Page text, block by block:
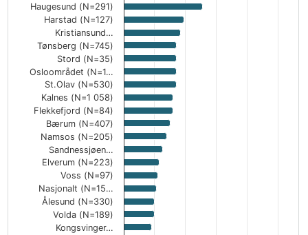
Haugesund (N=291)
Harstad (N=127)
Kristiansund…
Tønsberg (N=745)
Stord (N=35)
Osloområdet (N=1…
St.Olav (N=530)
Kalnes (N=1 058)
Flekkefjord (N=84)
Bærum (N=407)
Namsos (N=205)
Sandnessjøen…
Elverum (N=223)
Voss (N=97)
Nasjonalt (N=15…
Ålesund (N=330)
Volda (N=189)
Kongsvinger…